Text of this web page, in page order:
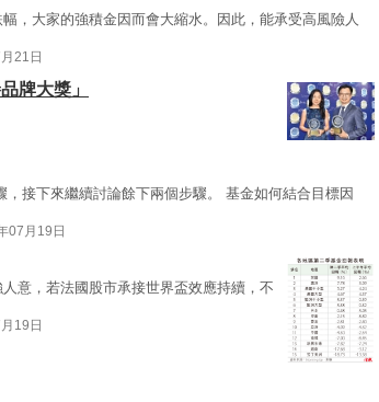
，大家的強積金因而會大縮水。因此，能承受高風險人
21日
牌大獎」
接下來繼續討論餘下兩個步驟。 基金如何結合目標因
07月19日
人意，若法國股市承接世界盃效應持續，不
19日